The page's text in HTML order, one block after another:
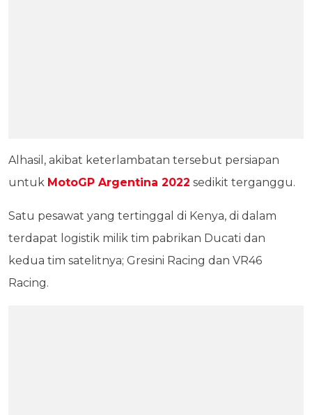
Alhasil, akibat keterlambatan tersebut persiapan
untuk MotoGP Argentina 2022 sedikit terganggu.
Satu pesawat yang tertinggal di Kenya, di dalam
terdapat logistik milik tim pabrikan Ducati dan
kedua tim satelitnya; Gresini Racing dan VR46
Racing.